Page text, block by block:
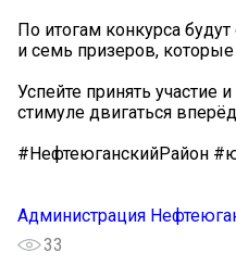
По итогам конкурса
и семь призеров,
Успейте принять участие
стимуле двигаться
#НефтеюганскийРайон
Администрация
33